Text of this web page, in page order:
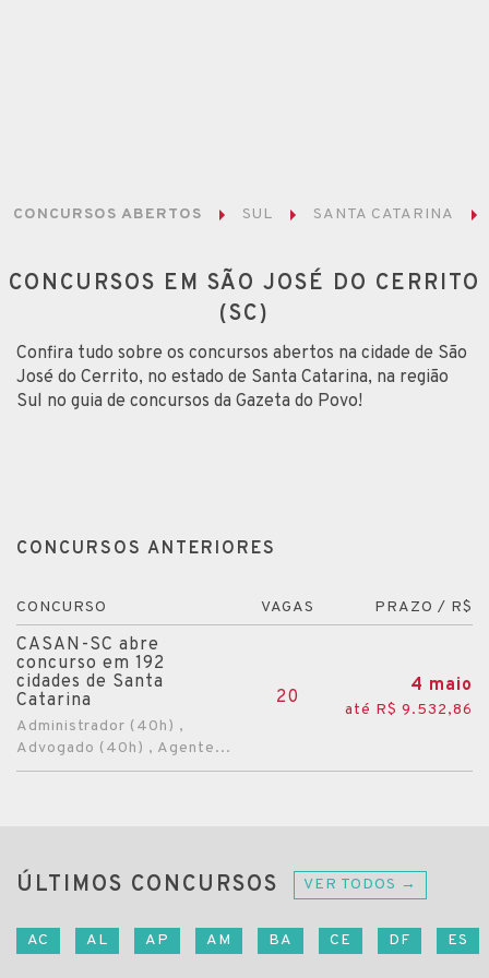
CONCURSOS ABERTOS SUL SANTA CATARINA
CONCURSOS EM SÃO JOSÉ DO CERRITO
(SC)
Confira tudo sobre os concursos abertos na cidade de São
José do Cerrito, no estado de Santa Catarina, na região
Sul no guia de concursos da Gazeta do Povo!
CONCURSOS ANTERIORES
CONCURSO VAGAS PRAZO / R$
CASAN-SC abre
concurso em 192
cidades de Santa
Catarina
Administrador (40h) ,
Advogado (40h) , Agente...
20
4 maio
até R$ 9.532,86
ÚLTIMOS CONCURSOS VER TODOS →
AC AL AP AM BA CE DF ES